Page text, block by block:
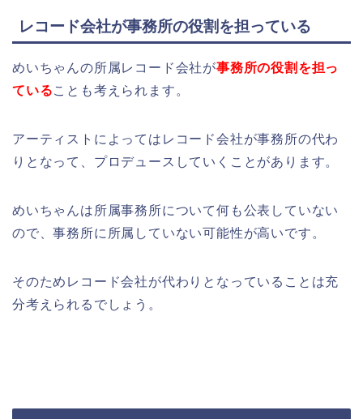
レコード会社が事務所の役割を担っている
めいちゃんの所属レコード会社が事務所の役割を担っ
ていることも考えられます。
アーティストによってはレコード会社が事務所の代わ
りとなって、プロデュースしていくことがあります。
めいちゃんは所属事務所について何も公表していない
ので、事務所に所属していない可能性が高いです。
そのためレコード会社が代わりとなっていることは充
分考えられるでしょう。